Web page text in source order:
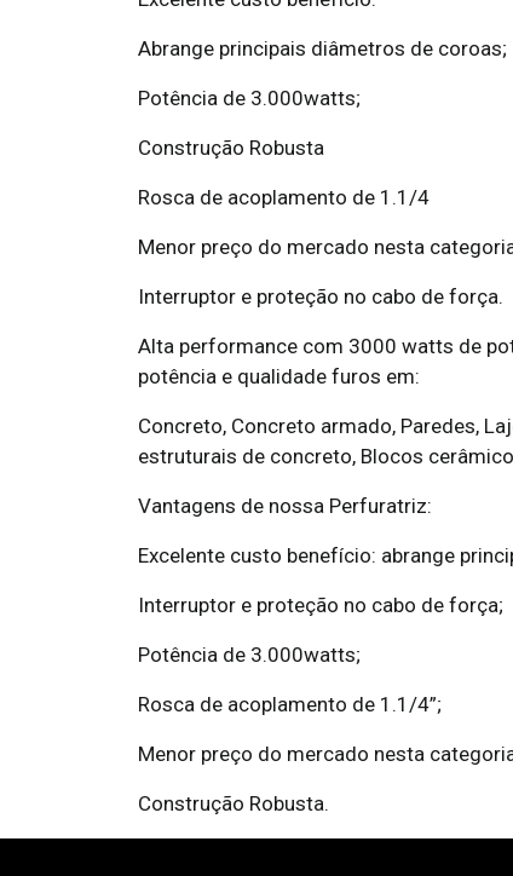
Abrange principais diâmetros de coroas;
Potência de 3.000watts;
Construção Robusta
Rosca de acoplamento de 1.1/4
Menor preço do mercado nesta
Interruptor e proteção no cabo de força.
Alta performance com 3000 watts de
potência e qualidade furos em:
Concreto, Concreto armado, Paredes,
estruturais de concreto, Blocos
Vantagens de nossa Perfuratriz:
Excelente custo benefício: abrange
Interruptor e proteção no cabo de força;
Potência de 3.000watts;
Rosca de acoplamento de 1.1/4”;
Menor preço do mercado nesta
Construção Robusta.